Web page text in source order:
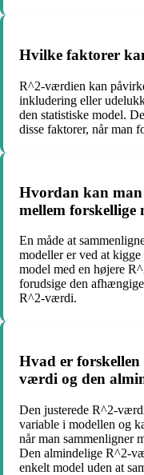
Hvilke faktorer
R^2-værdien kan
inkludering eller
den statistiske model.
disse faktorer, når man
Hvordan kan
mellem forskellige
En måde at
modeller er ved at
model med en højere
forudsige den
R^2-værdi.
Hvad er forskellen
værdi og den
Den justerede R^2-
variable i modellen og
når man sammenligner
Den almindelige R^2-
enkelt model uden at